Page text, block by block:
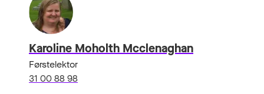
Karoline Moholth Mcclenaghan
Førstelektor
31 00 88 98